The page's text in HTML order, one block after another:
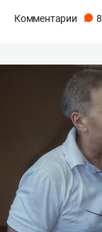
Комментарии 8